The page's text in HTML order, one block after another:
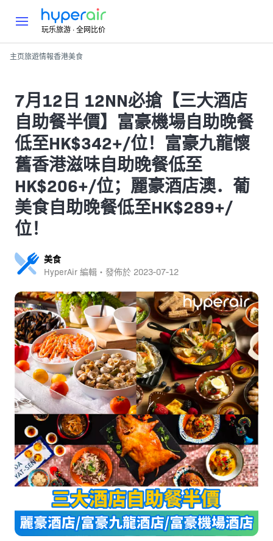
玩乐旅游 · 全网比价
主页旅遊情報香港美食
7月12日 12NN必搶【三大酒店
自助餐半價】富豪機場自助晚餐
低至HK$342+/位！富豪九龍懷
舊香港滋味自助晚餐低至
HK$206+/位；麗豪酒店澳．葡
美食自助晚餐低至HK$289+/
位！
美食
HyperAir 編輯・發佈於 2023-07-12